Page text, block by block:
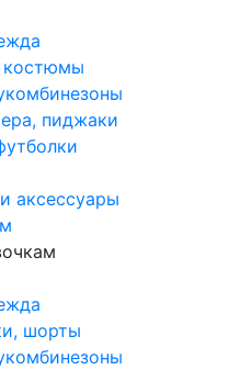
костюмы
пиджаки
аксессуары
шорты